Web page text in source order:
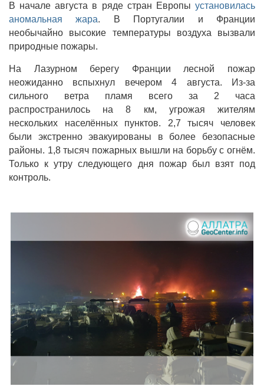
В начале августа в ряде стран Европы установилась
аномальная жара. В Португалии и Франции
необычайно высокие температуры воздуха вызвали
природные пожары.
На Лазурном берегу Франции лесной пожар
неожиданно вспыхнул вечером 4 августа. Из-за
сильного ветра пламя всего за 2 часа
распространилось на 8 км, угрожая жителям
нескольких населённых пунктов. 2,7 тысяч человек
были экстренно эвакуированы в более безопасные
районы. 1,8 тысяч пожарных вышли на борьбу с огнём.
Только к утру следующего дня пожар был взят под
контроль.